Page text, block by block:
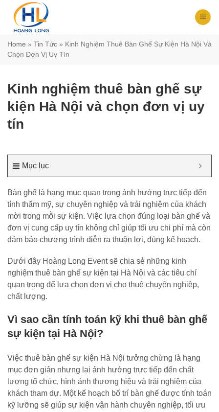
Chuyển
dungHome » Tin Tức » Kinh Nghiệm Thuê Bàn Ghế Sự Kiện Hà Nội Và
Chọn Đơn Vị Uy Tín
Kinh nghiệm thuê bàn ghế sự
kiện Hà Nội và chọn đơn vị uy
tín
Mục lục
Bàn ghế là hạng mục quan trọng ảnh hưởng trực tiếp đến
tính thẩm mỹ, sự chuyên nghiệp và trải nghiệm của khách
mời trong mỗi sự kiện. Việc lựa chọn đúng loại bàn ghế và
đơn vị cung cấp uy tín không chỉ giúp tối ưu chi phí mà còn
đảm bảo chương trình diễn ra thuận lợi, đúng kế hoạch.
Dưới đây Hoàng Long Event sẽ chia sẻ những kinh
nghiệm thuê bàn ghế sự kiện tại Hà Nội và các tiêu chí
quan trọng để lựa chọn đơn vị cho thuê chuyên nghiệp,
chất lượng.
Vì sao cần tính toán kỹ khi thuê bàn ghế
sự kiện tại Hà Nội?
Việc thuê bàn ghế sự kiện Hà Nội tưởng chừng là hạng
mục đơn giản nhưng lại ảnh hưởng trực tiếp đến chất
lượng tổ chức, hình ảnh thương hiệu và trải nghiệm của
khách tham dự. Một kế hoạch bố trí bàn ghế được tính toán
kỹ lưỡng sẽ giúp sự kiện vận hành chuyên nghiệp, tối ưu